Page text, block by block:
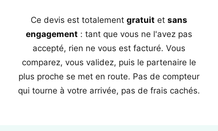
Ce devis est totalement gratuit et sans
engagement : tant que vous ne l'avez pas
accepté, rien ne vous est facturé. Vous
comparez, vous validez, puis le partenaire le
plus proche se met en route. Pas de compteur
qui tourne à votre arrivée, pas de frais cachés.